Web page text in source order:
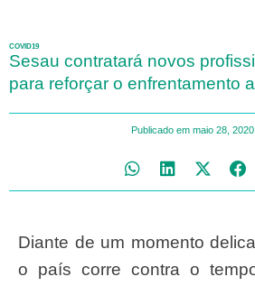
COVID19
Sesau contratará novos
para reforçar o enfrentamento
Publicado em maio 28, 2020
Diante de um momento delicado, em que todo
o país corre contra o